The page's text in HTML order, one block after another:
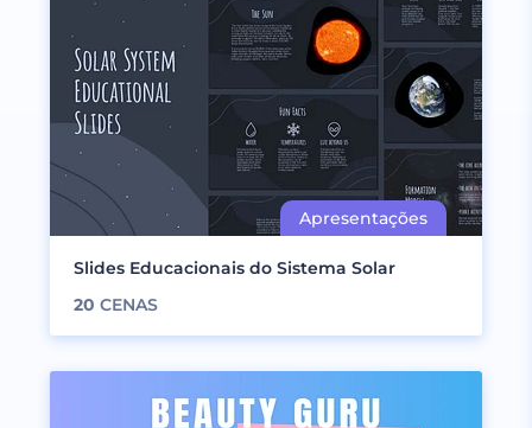
Slides Educacionais do Sistema Solar
20 CENAS